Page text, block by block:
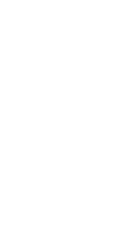
325x40mm